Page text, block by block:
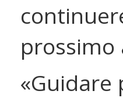
prossimo